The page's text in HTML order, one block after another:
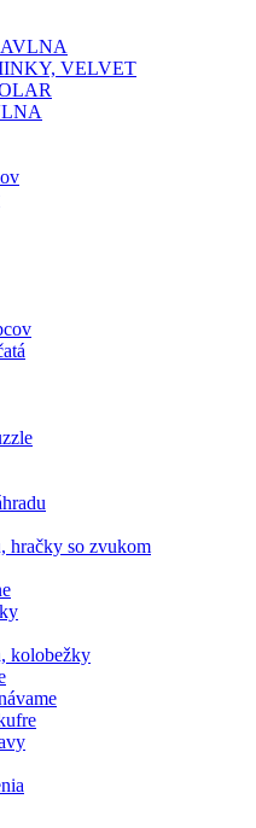
VELVET
hračky so zvukom
kolobežky